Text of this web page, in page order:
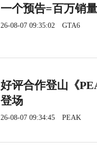
一个预告=百万销
26-08-07 09:35:02 GTA6
好评合作登山《
登场
26-08-07 09:34:45 PEAK